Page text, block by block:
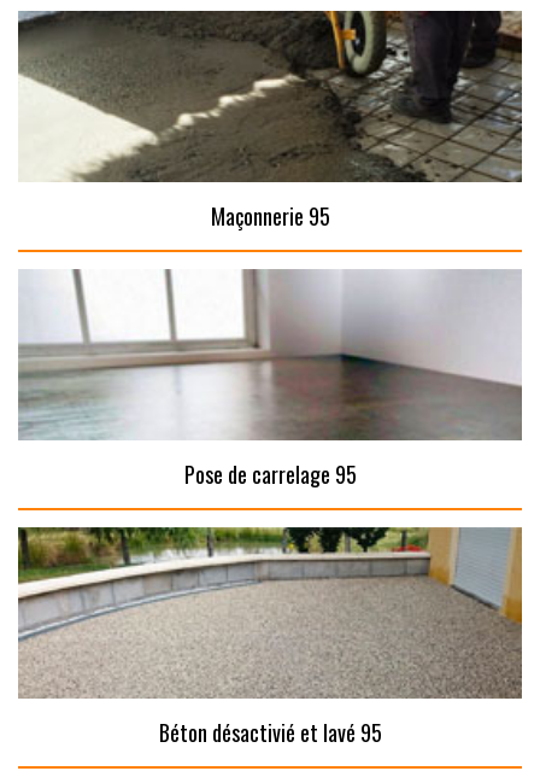
Maçonnerie 95
Pose de carrelage 95
Béton désactivié et lavé 95